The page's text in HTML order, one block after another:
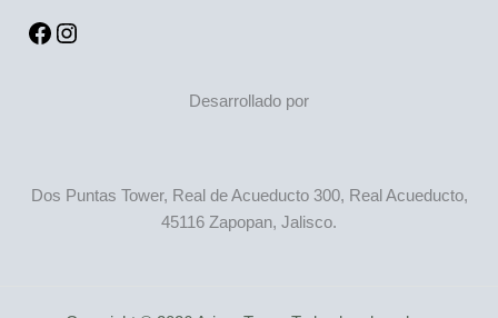
Desarrollado por
Dos Puntas Tower, Real de Acueducto 300, Real Acueducto,
45116 Zapopan, Jalisco.